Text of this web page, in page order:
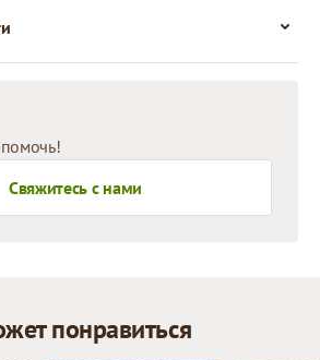
Свяжитесь с нами
понравиться